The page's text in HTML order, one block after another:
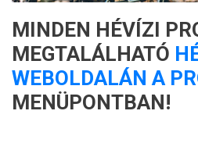
MINDEN HÉVÍZI
MEGTALÁLHATÓ
WEBOLDALÁN A
MENÜPONTBAN!